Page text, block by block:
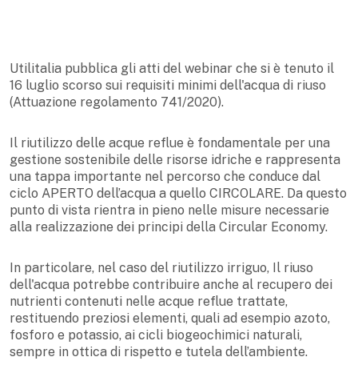
Utilitalia pubblica gli atti del webinar che si è tenuto il
16 luglio scorso sui requisiti minimi dell'acqua di riuso
(Attuazione regolamento 741/2020).
Il riutilizzo delle acque reflue è fondamentale per una
gestione sostenibile delle risorse idriche e rappresenta
una tappa importante nel percorso che conduce dal
ciclo APERTO dell’acqua a quello CIRCOLARE. Da questo
punto di vista rientra in pieno nelle misure necessarie
alla realizzazione dei principi della Circular Economy.
In particolare, nel caso del riutilizzo irriguo, Il riuso
dell'acqua potrebbe contribuire anche al recupero dei
nutrienti contenuti nelle acque reflue trattate,
restituendo preziosi elementi, quali ad esempio azoto,
fosforo e potassio, ai cicli biogeochimici naturali,
sempre in ottica di rispetto e tutela dell’ambiente.